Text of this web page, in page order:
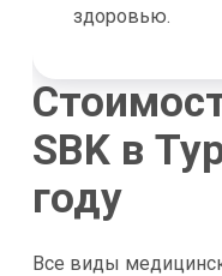
здоровью.
SBK в
году
Все виды